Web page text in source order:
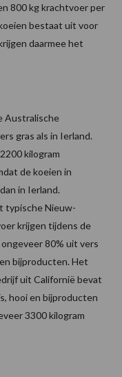
800 kg krachtvoer per
bestaat uit voor
daarmee het
Australische
gras als in Ierland.
kilogram
de koeien in
in Ierland.
typische Nieuw-
krijgen tijdens de
80% uit vers
bijproducten. Het
uit Californië bevat
hooi en bijproducten
3300 kilogram